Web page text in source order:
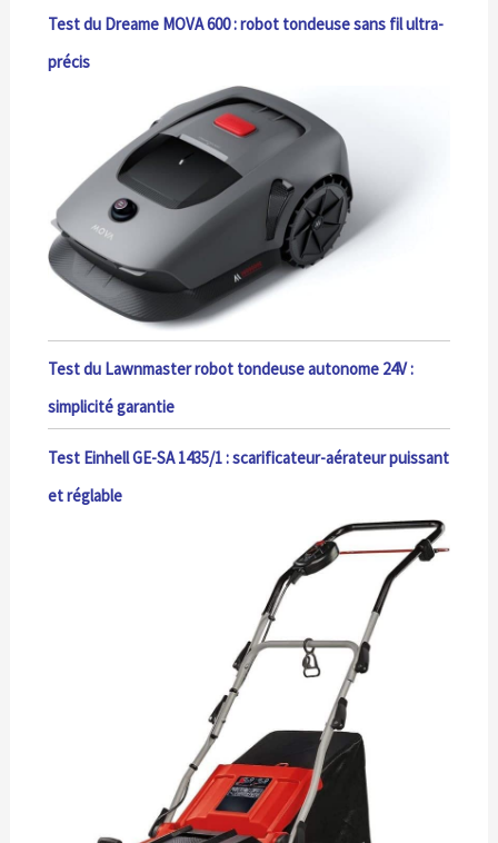
Test du Dreame MOVA 600 : robot tondeuse sans fil ultra-
précis
Test du Lawnmaster robot tondeuse autonome 24V :
simplicité garantie
Test Einhell GE-SA 1435/1 : scarificateur-aérateur puissant
et réglable